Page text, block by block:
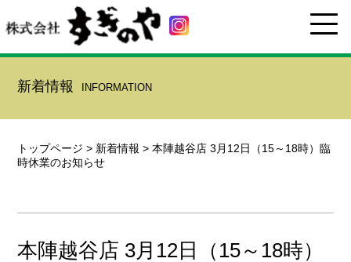
新着情報 INFORMATION
トップページ > 新着情報 >本陣越谷店 3月12日（15～18時）臨
時休業のお知らせ
本陣越谷店 3月12日（15～18時）